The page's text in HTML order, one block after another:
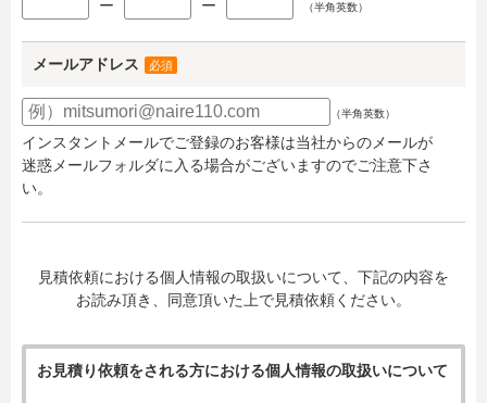
ー ー （半角英数）
メールアドレス 必須
（半角英数）
インスタントメールでご登録のお客様は当社からのメールが
迷惑メールフォルダに入る場合がございますのでご注意下さ
い。
見積依頼における個人情報の取扱いについて、下記の内容を
お読み頂き、同意頂いた上で見積依頼ください。
お見積り依頼をされる方における個人情報の取扱いについて